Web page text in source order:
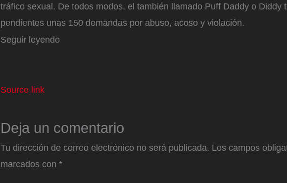
tráfico sexual. De todos modos, el también llamado Puff Daddy o Diddy
pendientes unas 150 demandas por abuso, acoso y violación.
Seguir leyendo
Source link
Deja un comentario
Tu dirección de correo electrónico no será publicada. Los campos
marcados con *